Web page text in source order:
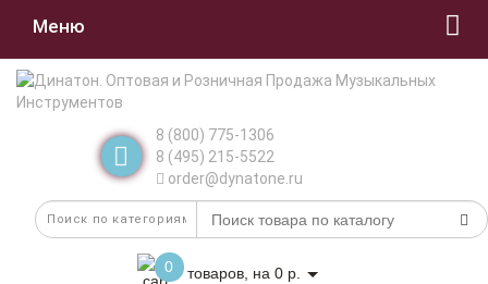
Меню
8 (800) 775-1306
8 (495) 215-5522
order@dynatone.ru
0 товаров, на 0 р.